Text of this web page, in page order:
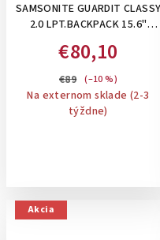
SAMSONITE GUARDIT CLASSY
2.0 LPT.BACKPACK 15.6"
€80,10
€89 (–10 %)
Na externom sklade (2-3
týždne)
Akcia